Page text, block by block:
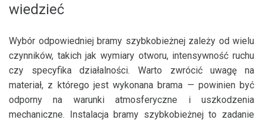
wiedzieć
Wybór odpowiedniej bramy szybkobieżnej zależy od wielu
czynników, takich jak wymiary otworu, intensywność ruchu
czy specyfika działalności. Warto zwrócić uwagę na
materiał, z którego jest wykonana brama — powinien być
odporny na warunki atmosferyczne i uszkodzenia
mechaniczne. Instalacja bramy szybkobieżnej to zadanie